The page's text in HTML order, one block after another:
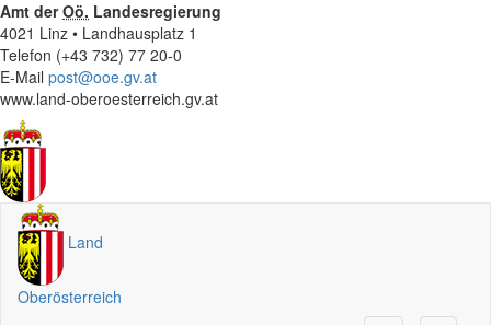
Amt derOö. Landesregierung
4021 Linz • Landhausplatz 1
Telefon (+43 732) 77 20-0
E-Mail post@ooe.gv.at
www.land-oberoesterreich.gv.at
Land
Oberösterreich